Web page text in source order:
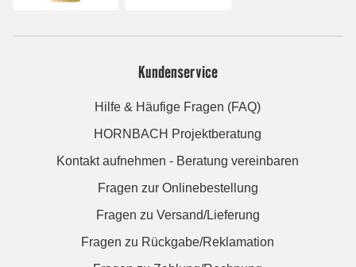
Kundenservice
Hilfe & Häufige Fragen (FAQ)
HORNBACH Projektberatung
Kontakt aufnehmen - Beratung vereinbaren
Fragen zur Onlinebestellung
Fragen zu Versand/Lieferung
Fragen zu Rückgabe/Reklamation